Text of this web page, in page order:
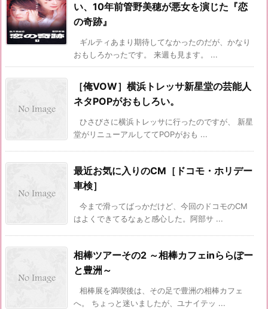
い、10年前管野美穂が悪女を演じた『恋
の奇跡』
ギルティあまり期待してなかったのだが、かなり
おもしろかったです。 来週も見ます。 ...
［俺VOW］横浜トレッサ新星堂の芸能人
ネタPOPがおもしろい。
ひさびさに横浜トレッサに行ったのですが、 新星
堂がリニューアルしててPOPがおも ...
最近お気に入りのCM［ドコモ・ホリデー
車検］
今まで滑ってばっかだけど、今回のドコモのCM
はよくできてるなぁと感心した。阿部サ ...
相棒ツアーその2 ～相棒カフェinららぽー
と豊洲～
相棒展を満喫後は、その足で豊洲の相棒カフェ
へ。 ちょっと迷いましたが、ユナイテッ ...